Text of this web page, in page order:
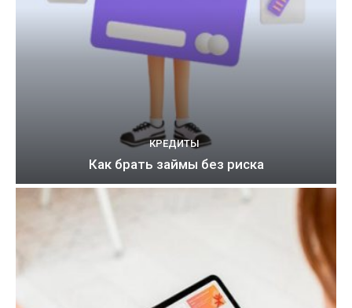
КРЕДИТЫ
Как брать займы без риска